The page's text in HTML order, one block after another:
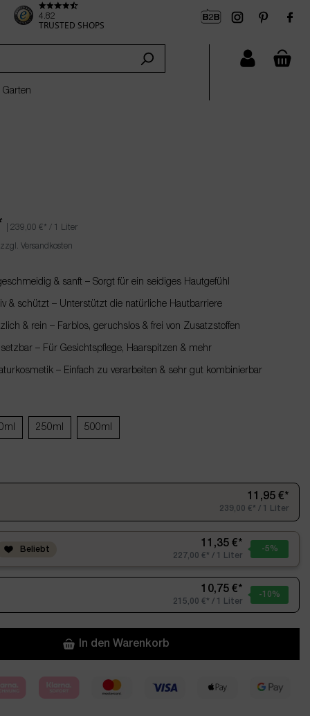
4.82
TRUSTED SHOPS
Garten
239,00 € * / 1 Liter
Versandkosten
& sanft – Sorgt für ein seidiges Hautgefühl
& schützt – Unterstützt die natürliche Hautbarriere
& rein – Farblos, geruchslos & frei von Zusatzstoffen
– Für Gesichtspflege, Haarspitzen & mehr
– Einfach zu verarbeiten & sehr gut kombinierbar
250ml 500ml
11,95 €*
239,00 €* / 1 Liter
Beliebt
11,35 €*
227,00 €* / 1 Liter
-5%
10,75 €*
215,00 €* / 1 Liter
-10%
In den Warenkorb